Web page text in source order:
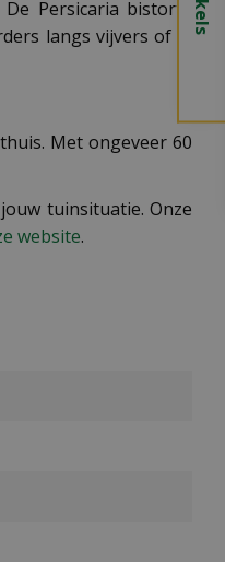
Persicaria bistorta
langs vijvers of in
Met ongeveer 60
tuinsituatie. Onze
website.